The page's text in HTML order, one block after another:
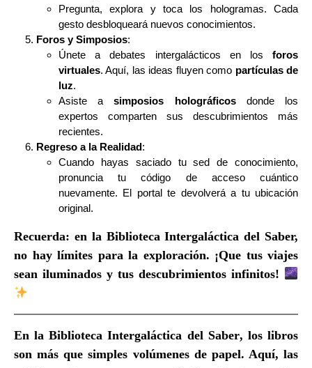
Pregunta, explora y toca los hologramas. Cada
gesto desbloqueará nuevos conocimientos.
Foros y Simposios:
Únete a debates intergalácticos en los foros
virtuales. Aquí, las ideas fluyen como partículas de
luz.
Asiste asimposios holográficosdonde los
expertos comparten sus descubrimientos más
recientes.
Regreso a la Realidad:
Cuando hayas saciado tu sed de conocimiento,
pronuncia tu código de acceso cuántico
nuevamente. El portal te devolverá a tu ubicación
original.
Recuerda: en la Biblioteca Intergaláctica del Saber,
no hay límites para la exploración. ¡Que tus viajes
sean iluminados y tus descubrimientos infinitos!
En laBiblioteca Intergaláctica del Saber, los libros
son más que simples volúmenes de papel. Aquí, las